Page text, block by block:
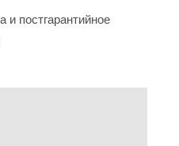
и постгарантийное